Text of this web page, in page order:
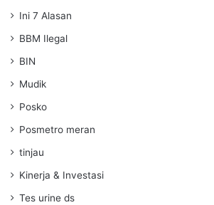
Ini 7 Alasan
BBM Ilegal
BIN
Mudik
Posko
Posmetro meran
tinjau
Kinerja & Investasi
Tes urine ds